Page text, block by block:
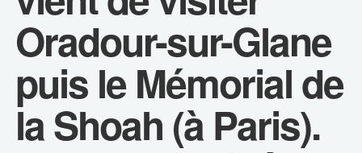
Oradour-sur-Glane
puis le Mémorial de
la Shoah (à Paris).